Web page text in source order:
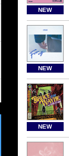
NEW
NEW
NEW